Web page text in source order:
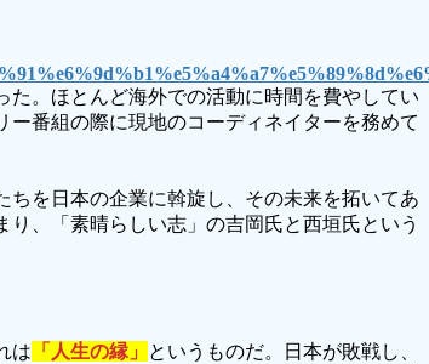
。ほとんど海外での活動に時間を費やしてい
番組の際に現地のコーディネイターを務めて
を日本の企業に斡旋し、その未来を拓いてあ
、「素晴らしい志」の吉岡氏と西垣氏という
は 「人生の縁」
というものだ。日本が敗戦し、